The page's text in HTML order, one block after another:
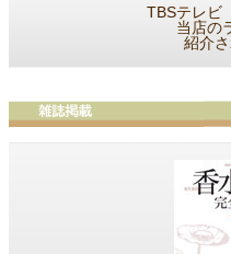
TBSテレビ
当店の
紹介さ